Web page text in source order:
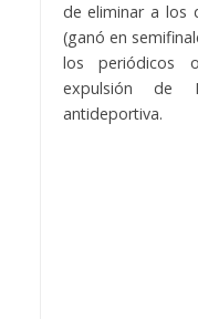
de eliminar a los
(ganó en
los periódicos
expulsión de
antideportiva.